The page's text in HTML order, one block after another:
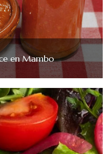
en Mambo